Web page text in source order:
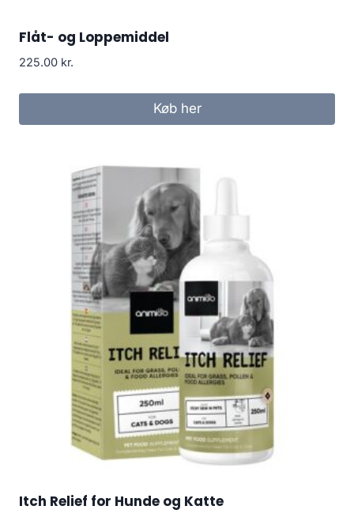
Flåt- og Loppemiddel
225.00 kr.
Køb her
Itch Relief for Hunde og Katte